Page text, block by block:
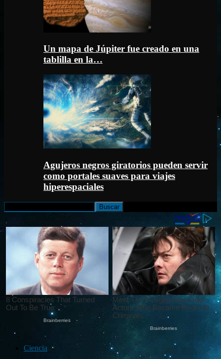
Un mapa de Júpiter fue creado en una
tablilla en la…
Agujeros negros giratorios pueden servir
como portales suaves para viajes
hiperespaciales
Ciencia